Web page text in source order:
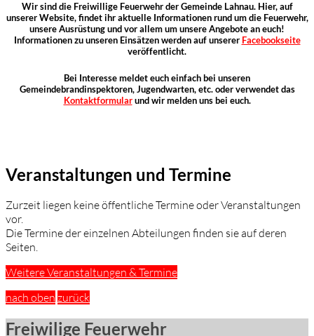
Wir sind die Freiwillige Feuerwehr der Gemeinde Lahnau. Hier, auf
unserer Website, findet ihr aktuelle Informationen rund um die Feuerwehr,
unsere Ausrüstung und vor allem um unsere Angebote an euch!
Informationen zu unseren Einsätzen werden auf unserer Facebookseite
veröffentlicht.
Bei Interesse meldet euch einfach bei unseren
Gemeindebrandinspektoren, Jugendwarten, etc. oder verwendet das
Kontaktformularund wir melden uns bei euch.
Veranstaltungen und Termine
Zurzeit liegen keine öffentliche Termine oder Veranstaltungen
vor.
Die Termine der einzelnen Abteilungen finden sie auf deren
Seiten.
Weitere Veranstaltungen & Termine
nach oben zurück
Freiwilige Feuerwehr